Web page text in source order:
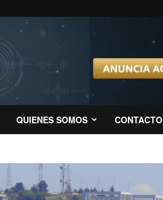
QUIENES SOMOS CONTACTO